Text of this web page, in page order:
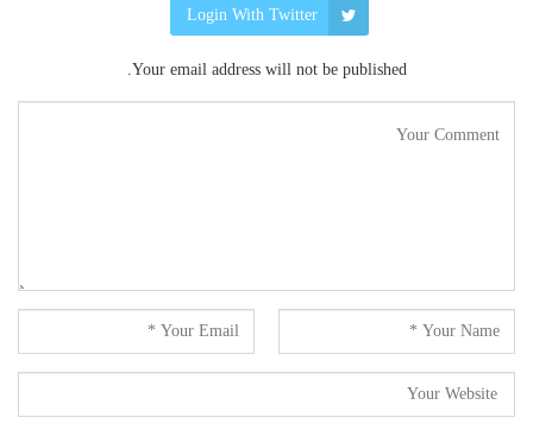
Login With Twitter
Your email address will not be published.